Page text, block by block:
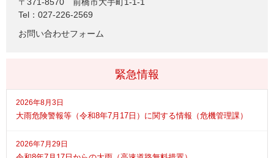
Tel：027-226-2569
お問い合わせフォーム
緊急情報
2026年8月3日
大雨危険警報等（令和8年7月17日）に関する情報（危機管理課）
2026年7月29日